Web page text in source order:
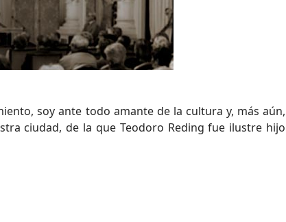
soy ante todo amante de la cultura y, más aún,
ciudad, de la que Teodoro Reding fue ilustre hijo